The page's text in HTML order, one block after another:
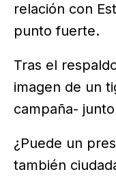
relación con
punto fuerte.
Tras el
imagen de un
campaña-
¿Puede un
también